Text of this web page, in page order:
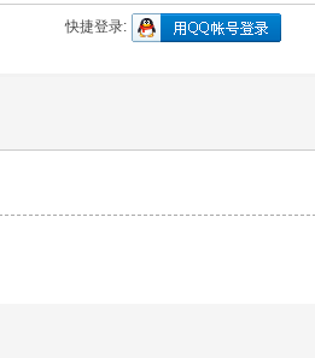
快捷登录: